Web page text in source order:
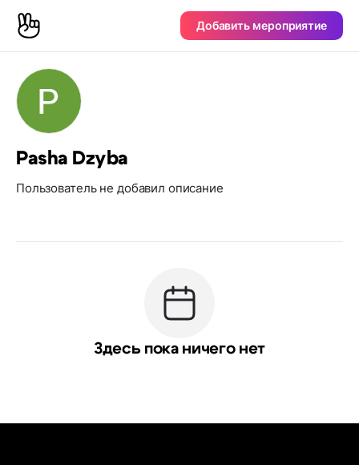
Добавить мероприятие
Pasha Dzyba
Пользователь не добавил описание
Здесь пока ничего нет